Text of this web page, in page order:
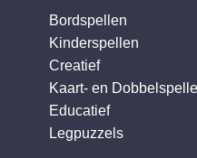
Bordspellen
Kinderspellen
Creatief
Kaart- en
Educatief
Legpuzzels